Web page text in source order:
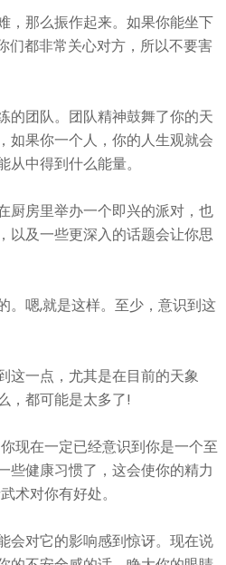
，那么振作起来。如果你能坐下
都非常关心对方，所以不要害
的团队。团队精神鼓舞了你的天
如果你一个人，你的人生观就会
中得到什么能量。
厨房里举办一个即兴的派对，也
以及一些更深入的话题会让你思
。嗯,就是这样。至少，意识到这
这一点，尤其是在目前的天象
，都可能是太多了!
现在一定已经意识到你是一个至
些健康习惯了，这会使你的精力
术对你有好处。
会对它的影响感到惊讶。现在说